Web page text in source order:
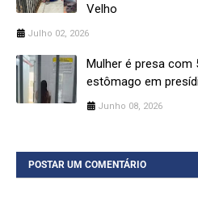
Velho
Julho 02, 2026
Mulher é presa com
estômago em
Junho 08, 2026
POSTAR UM COMENTÁRIO